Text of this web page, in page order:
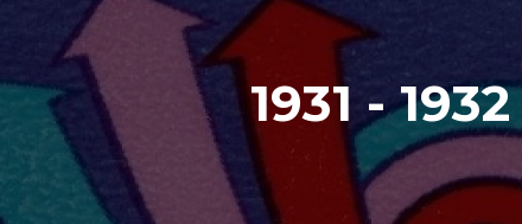
1931 - 1932